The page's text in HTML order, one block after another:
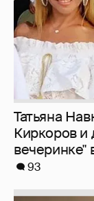
Татьяна
Киркоров и
вечеринке"
93